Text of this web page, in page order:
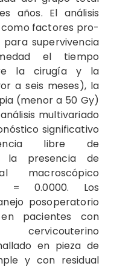
años. El análisis
como factores pro­
para supervivencia
el tiempo
la cirugía y la
a seis meses), la
(menor a 50 Gy)
multivariado
significativo
libre de
la presencia de
macroscópico
= 0.0000. Los
posoperatorio
pacientes con
en pieza de
y con residual